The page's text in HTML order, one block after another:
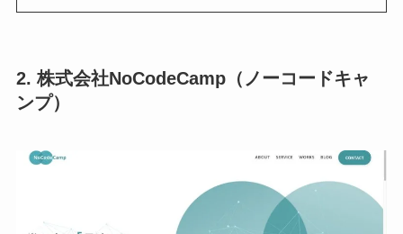
2. 株式会社NoCodeCamp（ノーコードキャ
ンプ）